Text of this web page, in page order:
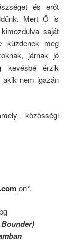
és erőt
Mert Ő is
saját
küzdenek meg
járnak jó
kevésbé érzik
akik nem igazán
közösségi
-on*.